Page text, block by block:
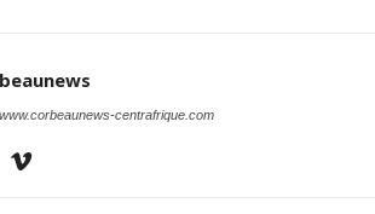
centrafrique.com